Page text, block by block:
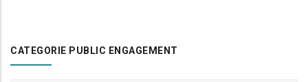
CATEGORIE PUBLIC ENGAGEMENT